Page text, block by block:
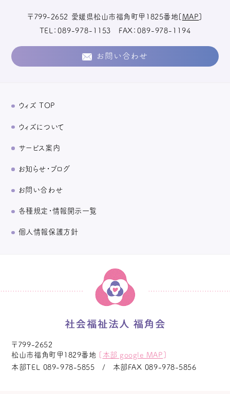
〒799-2652 愛媛県松山市福角町甲1825番地 [ MAP ]
TEL
089-978-1153 FAX 089-978-1194
お問い合わせ
ウィズ TOP
ウィズについて
サービス案内
お知らせ・ブログ
お問い合わせ
各種規定・情報開示一覧
個人情報保護方針
〒799-2652
松山市福角町甲1829番地
本部 google MAP ]
本部TEL
089-978-5855 本部FAX 089-978-5856